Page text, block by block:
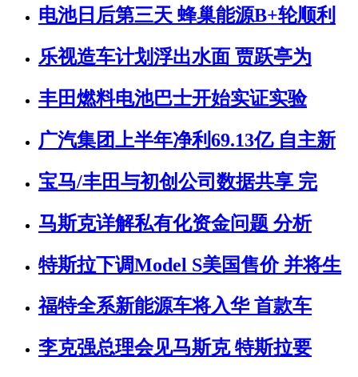
电池日后第三天 蜂巢能源B+轮顺利
乐视造车计划浮出水面 贾跃亭为
丰田燃料电池巴士开始实证实验
广汽集团上半年净利69.13亿 自主新
宝马/丰田与初创公司数据共享 完
马斯克详解私有化资金问题 分析
特斯拉下调Model S美国售价 并将生
福特全系新能源车将入华 首款车
李克强总理会见马斯克 特斯拉要